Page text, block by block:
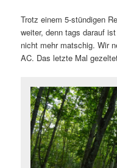
Trotz einem 5-stündigen
weiter, denn tags darauf
nicht mehr matschig. Wir
AC. Das letzte Mal